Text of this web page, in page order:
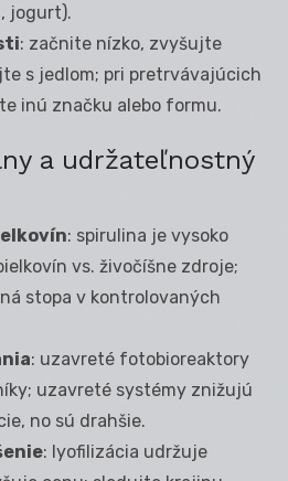
jogurt).
: začnite nízko, zvyšujte
s jedlom; pri pretrvávajúcich
inú značku alebo formu.
a udržateľnostný
: spirulina je vysoko
vs. živočíšne zdroje;
stopa v kontrolovaných
: uzavreté fotobioreaktory
uzavreté systémy znižujú
no sú drahšie.
: lyofilizácia udržuje